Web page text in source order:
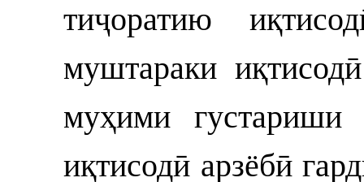
тиҷоратию
муштараки
муҳими густариши
иқтисодӣ арзёбӣ